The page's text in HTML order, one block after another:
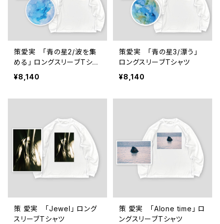
策愛実 「青の星2/波を集
める」 ロングスリーブTシャ
ツ
¥8,140
策愛実 「青の星3/漂う」
ロングスリーブTシャツ
¥8,140
策 愛実 「Jewel」 ロング
スリーブTシャツ
策 愛実 「Alone time」 ロ
ングスリーブTシャツ